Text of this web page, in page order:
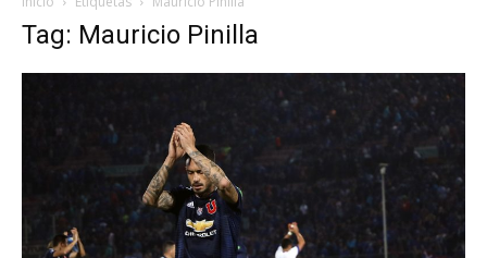
Tag: Mauricio Pinilla